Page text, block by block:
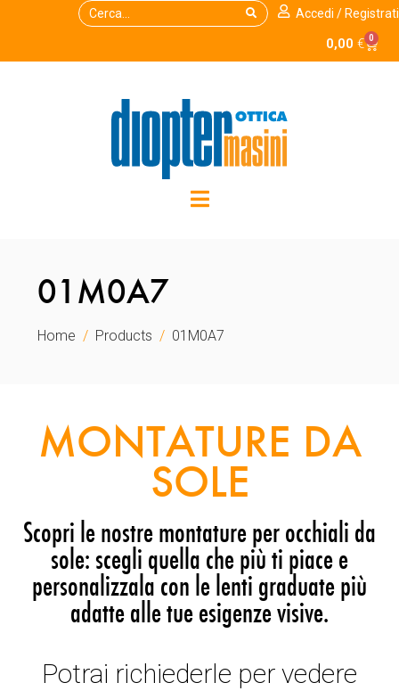
Accedi / Registrati
0,00 € 0
01M0A7
Home Products 01M0A7
MONTATURE DA
SOLE
Scopri le nostre montature per occhiali da
sole: scegli quella che più ti piace e
personalizzala con le lenti graduate più
adatte alle tue esigenze visive.
Potrai richiederle per vedere